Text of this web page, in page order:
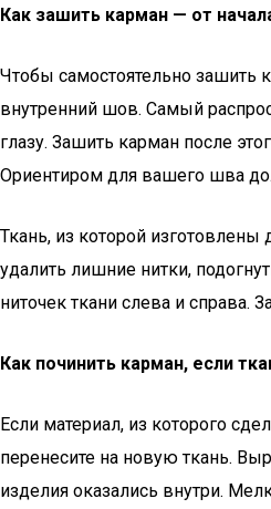
Как зашить карман — от
Чтобы самостоятельно зашить
внутренний шов. Самый
глазу. Зашить карман после
Ориентиром для вашего шва
Ткань, из которой изготовлены
удалить лишние нитки,
ниточек ткани слева и справа.
Как починить карман, если
Если материал, из которого
перенесите на новую ткань.
изделия оказались внутри.